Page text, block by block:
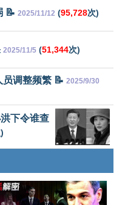
📝 2025/11/12 (95,728次)
2025/11/5 (51,344次)
员调整频繁 📝 2025/9/30
下令谁查